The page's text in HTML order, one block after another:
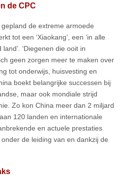
de CPC
de extreme armoede
tot een ‘Xiaokang’, een ‘in alle
‘Diegenen die ooit in
geen zorgen meer te maken over
tot onderwijs, huisvesting en
boekt belangrijke successen bij
maar ook mondiale strijd
Zo kon China meer dan 2 miljard
120 landen en internationale
en actuele prestaties
de leiding van en dankzij de